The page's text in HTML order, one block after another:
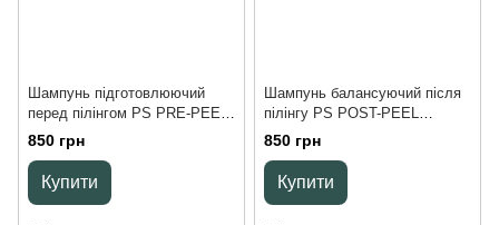
Шампунь підготовлюючий
перед пілінгом PS PRE-PEEL
PURIFYING hair shampoo, 200
850 грн
Купити
Шампунь балансуючий після
пілінгу PS POST-PEEL
PURIFYING hair shampoo, 200
850 грн
Купити